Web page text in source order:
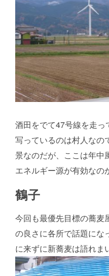
酒田をでて47号線を走っ
写っているのは村人なの
景なのだが、ここは年中
エネルギー源が有効なの
鶴子
今回も最優先目標の蕎麦
の良さに各所で話題にな
に来ずに新蕎麦は語れま